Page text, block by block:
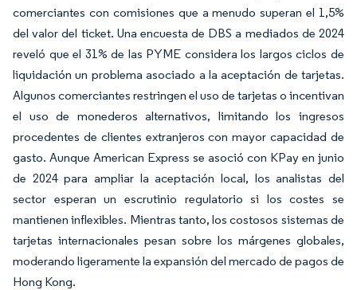
comerciantes con comisiones que a menudo superan el 1,5%
del valor del ticket. Una encuesta de DBS a mediados de 2024
reveló que el 31% de las PYME considera los largos ciclos de
liquidación un problema asociado a la aceptación de tarjetas.
Algunos comerciantes restringen el uso de tarjetas o incentivan
el uso de monederos alternativos, limitando los ingresos
procedentes de clientes extranjeros con mayor capacidad de
gasto. Aunque American Express se asoció con KPay en junio
de 2024 para ampliar la aceptación local, los analistas del
sector esperan un escrutinio regulatorio si los costes se
mantienen inflexibles. Mientras tanto, los costosos sistemas de
tarjetas internacionales pesan sobre los márgenes globales,
moderando ligeramente la expansión del mercado de pagos de
Hong Kong.